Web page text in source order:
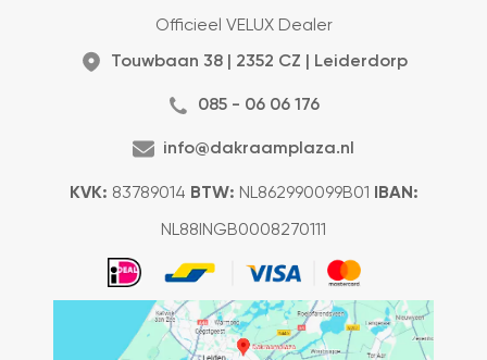
Officieel VELUX Dealer
Touwbaan 38 | 2352 CZ | Leiderdorp
085 - 06 06 176
info@dakraamplaza.nl
KVK: 83789014 BTW: NL862990099B01 IBAN:
NL88INGB0008270111